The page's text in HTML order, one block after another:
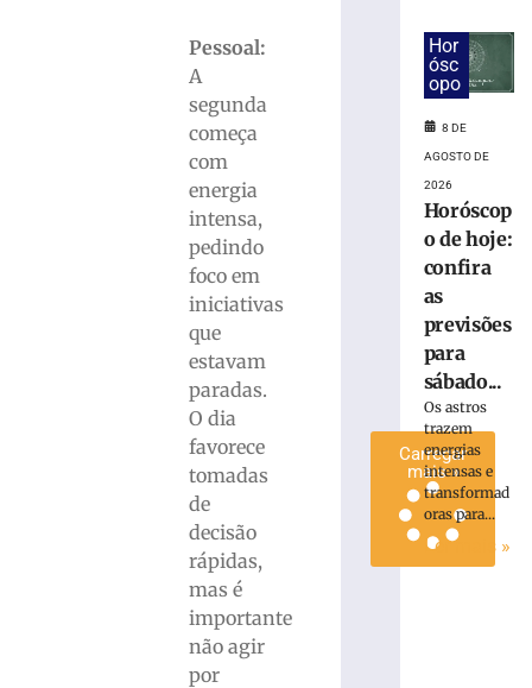
Pessoal:
A
segunda
começa
com
energia
intensa,
pedindo
foco em
iniciativas
que
estavam
paradas.
O dia
favorece
tomadas
de
decisão
rápidas,
mas é
importante
não agir
por
mulher
registrada
saber
Carregar
mais »
Hor
ósc
opo
8 DE
AGOSTO DE
2026
Horóscop
o de hoje:
confira
as
previsões
para
sábado...
Os astros
trazem
energias
intensas e
transformad
oras para...
Ler mais »